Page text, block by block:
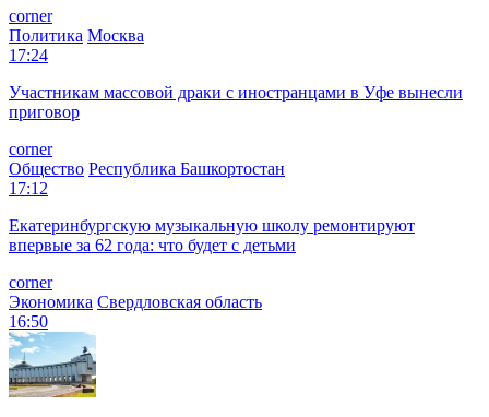
corner
Политика Москва
17:24
Участникам массовой драки с иностранцами в Уфе вынесли
приговор
corner
Общество Республика Башкортостан
17:12
Екатеринбургскую музыкальную школу ремонтируют
впервые за 62 года: что будет с детьми
corner
Экономика Свердловская область
16:50